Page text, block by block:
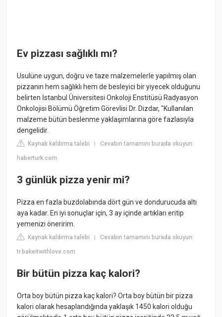
Ev pizzası sağlıklı mı?
Usulüne uygun, doğru ve taze malzemelerle yapılmış olan
pizzanın hem sağlıklı hem de besleyici bir yiyecek olduğunu
belirten İstanbul Üniversitesi Onkoloji Enstitüsü Radyasyon
Onkolojisi Bölümü Öğretim Görevlisi Dr. Dizdar, "Kullanılan
malzeme bütün beslenme yaklaşımlarına göre fazlasıyla
dengelidir.
Kaynak kaldırma talebi |Cevabın tamamını burada okuyun:
haberturk.com
3 günlük pizza yenir mi?
Pizza en fazla buzdolabında dört gün ve dondurucuda altı
aya kadar. En iyi sonuçlar için, 3 ay içinde artıkları eritip
yemenizi öneririm.
Kaynak kaldırma talebi |Cevabın tamamını burada okuyun:
tr.bakeitwithlove.com
Bir bütün pizza kaç kalori?
Orta boy bütün pizza kaç kalori? Orta boy bütün bir pizza
kalori olarak hesaplandığında yaklaşık 1450 kalori olduğu